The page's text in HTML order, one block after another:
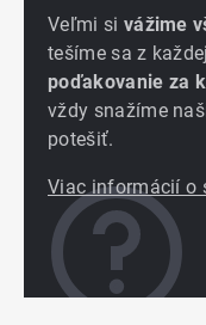
Veľmi si vážime
tešíme sa z
poďakovanie za
vždy snažíme
potešiť.
Viac informácií o